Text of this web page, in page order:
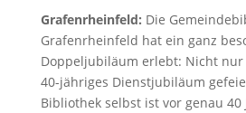
Grafenrheinfeld: Die
Grafenrheinfeld hat ein ganz
Doppeljubiläum erlebt: Nicht
40-jähriges Dienstjubiläum
Bibliothek selbst ist vor genau